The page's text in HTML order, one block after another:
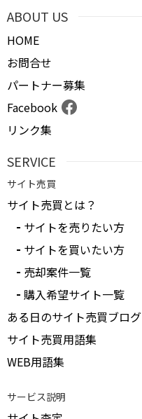
ABOUT US
HOME
お問合せ
パートナー募集
Facebook
リンク集
SERVICE
サイト売買
サイト売買とは？
サイトを売りたい方
サイトを買いたい方
売却案件一覧
購入希望サイト一覧
ある日のサイト売買ブログ
サイト売買用語集
WEB用語集
サービス説明